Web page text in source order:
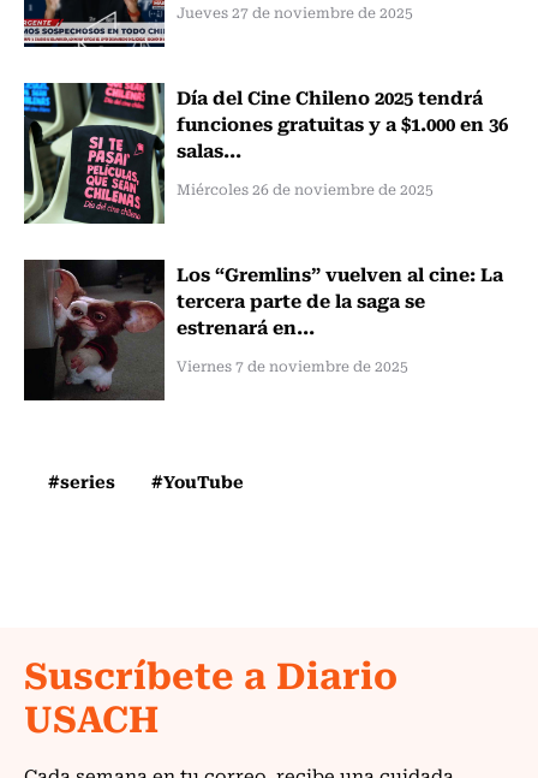
Jueves 27 de noviembre de 2025
Día del Cine Chileno 2025 tendrá
funciones gratuitas y a $1.000 en 36
salas...
Miércoles 26 de noviembre de 2025
Los “Gremlins” vuelven al cine: La
tercera parte de la saga se
estrenará en...
Viernes 7 de noviembre de 2025
#series #YouTube